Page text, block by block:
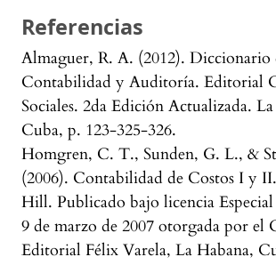
Referencias
Almaguer, R. A. (2012). Diccionario
Contabilidad y Auditoría. Editorial
Sociales. 2da Edición Actualizada.
Cuba, p. 123-325-326.
Homgren, C. T., Sunden, G. L., &
(2006). Contabilidad de Costos I y
Hill. Publicado bajo licencia
9 de marzo de 2007 otorgada por el
Editorial Félix Varela, La Habana,